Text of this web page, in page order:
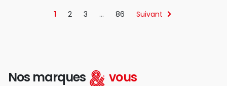
1 2 3 … 86 Suivant
Nos marques vous